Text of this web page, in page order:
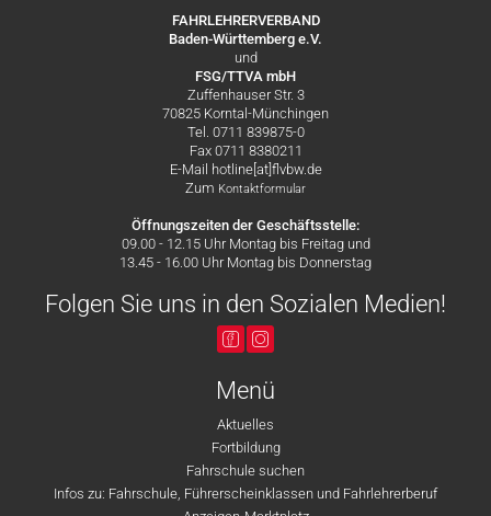
FAHRLEHRERVERBAND
Baden-Württemberg e.V.
und
FSG/TTVA mbH
Zuffenhauser Str. 3
70825 Korntal-Münchingen
Tel. 0711 839875-0
Fax 0711 8380211
E-Mail hotline[at]flvbw.de
Zum Kontaktformular
Öffnungszeiten der Geschäftsstelle:
09.00 - 12.15 Uhr Montag bis Freitag und
13.45 - 16.00 Uhr Montag bis Donnerstag
Folgen Sie uns in den Sozialen Medien!
Menü
Aktuelles
Fortbildung
Fahrschule suchen
Infos zu: Fahrschule, Führerscheinklassen und Fahrlehrerberuf